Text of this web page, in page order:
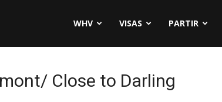
WHV VISAS PARTIR
Close to Darling